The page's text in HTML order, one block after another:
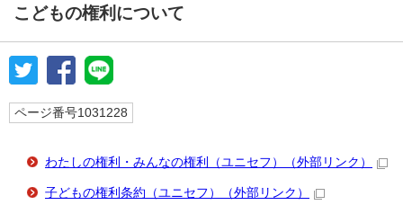
こどもの権利について
ページ番号1031228
わたしの権利・みんなの権利（ユニセフ） （外部リンク）
子どもの権利条約（ユニセフ） （外部リンク）